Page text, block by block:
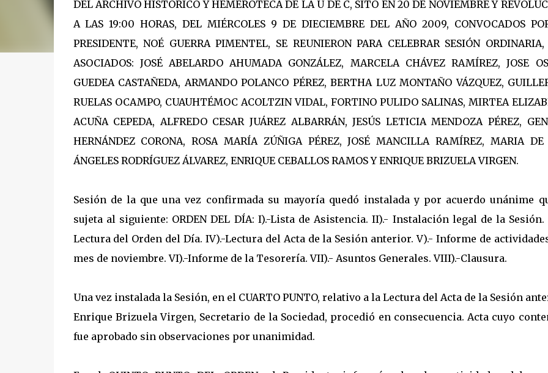
DEL ARCHIVO HISTÓRICO Y HEMEROTECA DE LA U DE C, SITO EN 20 DE NOVIEMBRE Y
A LAS 19:00 HORAS, DEL MIÉRCOLES 9 DE DIECIEMBRE DEL AÑO 2009, CONVOCADOS
PRESIDENTE, NOÉ GUERRA PIMENTEL, SE REUNIERON PARA CELEBRAR SESIÓN ORDINARIA,
ASOCIADOS: JOSÉ ABELARDO AHUMADA GONZÁLEZ, MARCELA CHÁVEZ RAMÍREZ, JOSE
GUEDEA CASTAÑEDA, ARMANDO POLANCO PÉREZ, BERTHA LUZ MONTAÑO VÁZQUEZ,
RUELAS OCAMPO, CUAUHTÉMOC ACOLTZIN VIDAL, FORTINO PULIDO SALINAS, MIRTEA
ACUÑA CEPEDA, ALFREDO CESAR JUÁREZ ALBARRÁN, JESÚS LETICIA MENDOZA PÉREZ,
HERNÁNDEZ CORONA, ROSA MARÍA ZÚÑIGA PÉREZ, JOSÉ MANCILLA RAMÍREZ, MARIA DE
ÁNGELES RODRÍGUEZ ÁLVAREZ, ENRIQUE CEBALLOS RAMOS Y ENRIQUE BRIZUELA VIRGEN.
Sesión de la que una vez confirmada su mayoría quedó instalada y por acuerdo unánime
sujeta al siguiente: ORDEN DEL DÍA: I).-Lista de Asistencia. II).- Instalación legal de la Sesión.
Lectura del Orden del Día. IV).-Lectura del Acta de la Sesión anterior. V).- Informe de
mes de noviembre. VI).-Informe de la Tesorería. VII).- Asuntos Generales. VIII).-Clausura.
Una vez instalada la Sesión, en el CUARTO PUNTO, relativo a la Lectura del Acta de la Sesión
Enrique Brizuela Virgen, Secretario de la Sociedad, procedió en consecuencia. Acta cuyo
fue aprobado sin observaciones por unanimidad.